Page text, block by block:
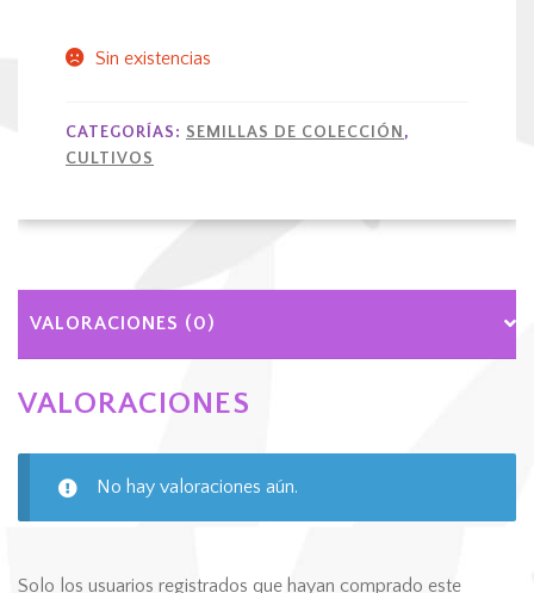
Sin existencias
CATEGORÍAS: SEMILLAS DE COLECCIÓN ,
CULTIVOS
VALORACIONES (0)
VALORACIONES
No hay valoraciones aún.
Solo los usuarios registrados que hayan comprado este